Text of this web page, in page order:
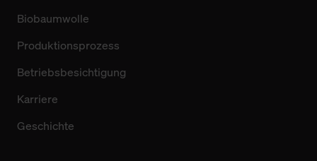
Biobaumwolle
Produktionsprozess
Betriebsbesichtigung
Karriere
Geschichte